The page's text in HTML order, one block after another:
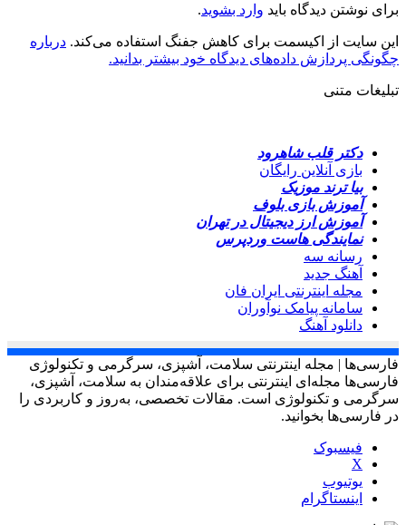
برای نوشتن دیدگاه باید وارد بشوید.
این سایت از اکیسمت برای کاهش جفنگ استفاده می‌کند. درباره
چگونگی پردازش داده‌های دیدگاه خود بیشتر بدانید.
تبلیغات متنی
دکتر قلب شاهرود
بازی آنلاین رایگان
بیا ترند موزیک
آموزش بازی بلوف
آموزش ارز دیجیتال در تهران
نمایندگی هاست وردپرس
رسانه سه
آهنگ جدید
مجله اینترنتی ایران فان
سامانه پیامک نوآوران
دانلود آهنگ
فارسی‌ها | مجله اینترنتی سلامت، آشپزی، سرگرمی و تکنولوژی
فارسی‌ها مجله‌ای اینترنتی برای علاقه‌مندان به سلامت، آشپزی،
سرگرمی و تکنولوژی است. مقالات تخصصی، به‌روز و کاربردی را
در فارسی‌ها بخوانید.
فیسبوک
X
یوتیوب
اینستاگرام